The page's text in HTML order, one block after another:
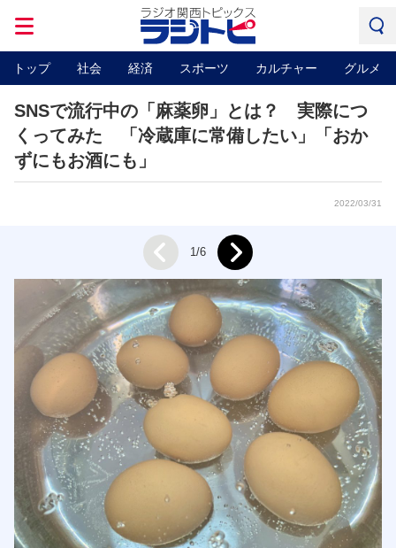
トップ 社会 経済 スポーツ カルチャー グルメ
SNSで流行中の「麻薬卵」とは？ 実際につ
くってみた 「冷蔵庫に常備したい」「おか
ずにもお酒にも」
2022/03/31
Prev 1/6 Next